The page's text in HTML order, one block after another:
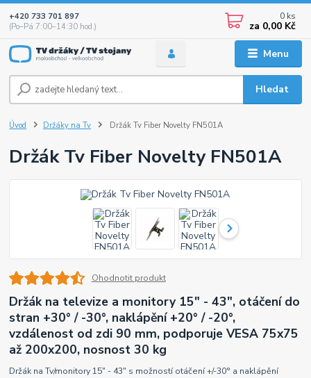
Menu
Hledat
+420 733 701 897
(Po–Pá 7:00–14:30 hod.)
0 ks
za 0,00 Kč
Úvod Držáky na Tv Držák Tv Fiber Novelty FN501A
Držák Tv Fiber Novelty FN501A
Ohodnotit produkt
Držák na televize a monitory 15" - 43", otáčení do
stran +30° / -30°, naklápění +20° / -20°,
vzdálenost od zdi 90 mm, podporuje VESA 75x75
až 200x200, nosnost 30 kg
Držák na Tv/monitory 15" - 43" s možností otáčení +/-30° a naklápění